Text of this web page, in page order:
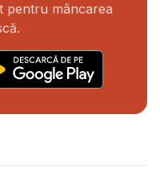
pentru mâncarea